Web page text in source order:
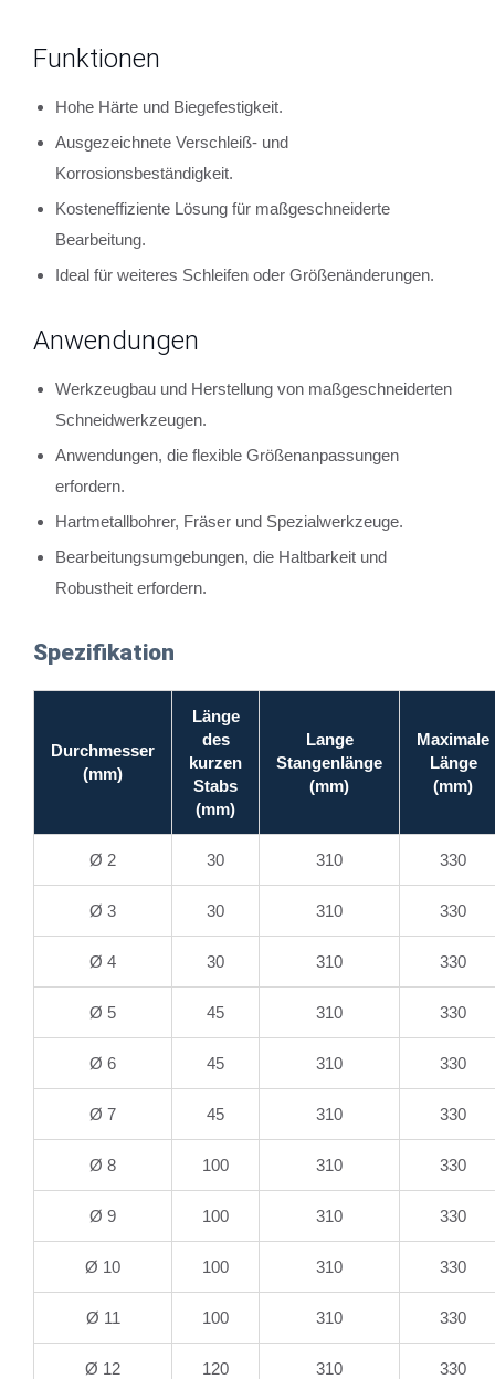
Funktionen
Hohe Härte und Biegefestigkeit.
Ausgezeichnete Verschleiß- und
Korrosionsbeständigkeit.
Kosteneffiziente Lösung für maßgeschneiderte
Bearbeitung.
Ideal für weiteres Schleifen oder Größenänderungen.
Anwendungen
Werkzeugbau und Herstellung von maßgeschneiderten
Schneidwerkzeugen.
Anwendungen, die flexible Größenanpassungen
erfordern.
Hartmetallbohrer, Fräser und Spezialwerkzeuge.
Bearbeitungsumgebungen, die Haltbarkeit und
Robustheit erfordern.
Spezifikation
Durchmesser
(mm)
Länge
des
kurzen
Stabs
(mm)
Lange
Stangenlänge
(mm)
Maximale
Länge
(mm)
Ø 2 30 310 330
Ø 3 30 310 330
Ø 4 30 310 330
Ø 5 45 310 330
Ø 6 45 310 330
Ø 7 45 310 330
Ø 8 100 310 330
Ø 9 100 310 330
Ø 10 100 310 330
Ø 11 100 310 330
Ø 12 120 310 330